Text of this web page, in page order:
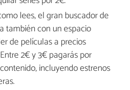
lees, el gran buscador de
también con un espacio
de películas a precios
2€ y 3€ pagarás por
incluyendo estrenos